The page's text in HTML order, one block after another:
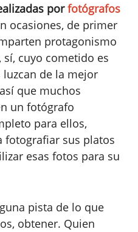
porfotógrafos
ocasiones, de primer
protagonismo
cuyo cometido es
de la mejor
que muchos
un fotógrafo
para ellos,
fotografiar sus platos
esas fotos para su
pista de lo que
obtener. Quien